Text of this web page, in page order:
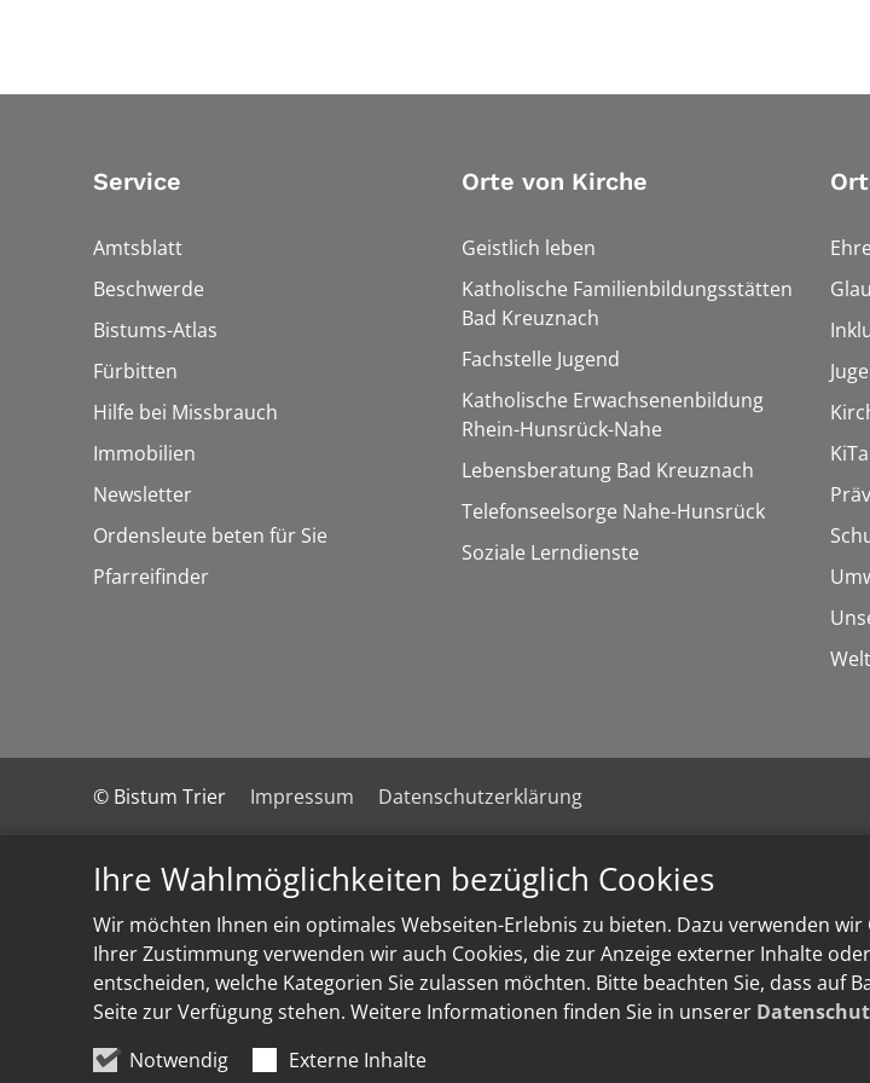
Ihre Wahlmöglichkeiten bezüglich Cookies
Wir möchten Ihnen ein optimales Webseiten-Erlebnis zu bieten. Dazu verwenden
Ihrer Zustimmung verwenden wir auch Cookies, die zur Anzeige externer Inhalte
entscheiden, welche Kategorien Sie zulassen möchten. Bitte beachten Sie, dass
Seite zur Verfügung stehen. Weitere Informationen finden Sie in unserer
Notwendig
Externe Inhalte
Service
Amtsblatt
Beschwerde
Bistums-Atlas
Fürbitten
Hilfe bei Missbrauch
Immobilien
Newsletter
Ordensleute beten für Sie
Pfarreifinder
Orte von Kirche
Geistlich leben
Katholische Familienbildungsstätten
Bad Kreuznach
Fachstelle Jugend
Katholische Erwachsenenbildung
Rhein-Hunsrück-Nahe
Lebensberatung Bad Kreuznach
Telefonseelsorge Nahe-Hunsrück
Soziale Lerndienste
KiTa
© Bistum Trier Impressum Datenschutzerklärung